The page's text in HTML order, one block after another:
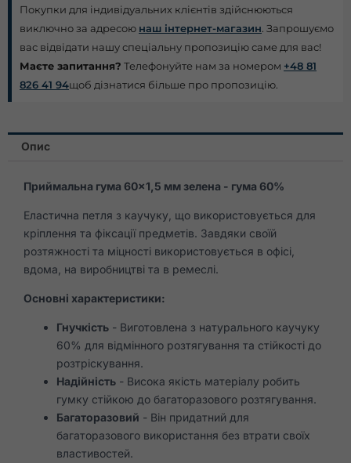
Покупки для індивідуальних клієнтів здійснюються
виключно за адресою наш інтернет-магазин. Запрошуємо
вас відвідати нашу спеціальну пропозицію саме для вас!
Маєте запитання? Телефонуйте нам за номером +48 81
826 41 94щоб дізнатися більше про пропозицію.
Опис
Приймальна гума 60×1,5 мм зелена - гума 60%
Еластична петля з каучуку, що використовується для
кріплення та фіксації предметів. Завдяки своїй
розтяжності та міцності використовується в офісі,
вдома, на виробництві та в ремеслі.
Основні характеристики:
Гнучкість - Виготовлена з натурального каучуку
60% для відмінного розтягування та стійкості до
розтріскування.
Надійність - Висока якість матеріалу робить
гумку стійкою до багаторазового розтягування.
Багаторазовий - Він придатний для
багаторазового використання без втрати своїх
властивостей.